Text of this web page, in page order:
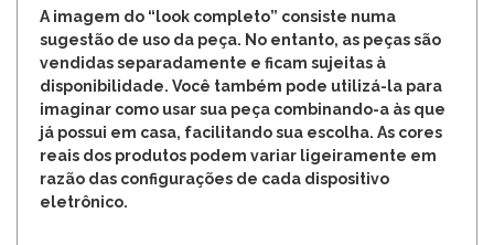
A imagem do “look completo” consiste numa
sugestão de uso da peça. No entanto, as peças são
vendidas separadamente e ficam sujeitas à
disponibilidade. Você também pode utilizá-la para
imaginar como usar sua peça combinando-a às que
já possui em casa, facilitando sua escolha. As cores
reais dos produtos podem variar ligeiramente em
razão das configurações de cada dispositivo
eletrônico.